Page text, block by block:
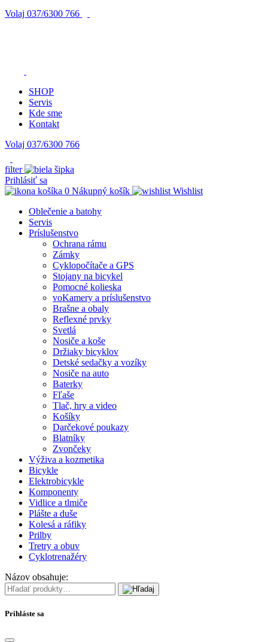
Volaj 037/6300 766
SHOP
Servis
Kde sme
Kontakt
Volaj 037/6300 766
filter
Prihlásiť sa
0 Nákupný košík
Wishlist
Oblečenie a batohy
Servis
Príslušenstvo
Ochrana rámu
Zámky
Cyklopočítače a GPS
Stojany na bicykel
Pomocné kolieska
voKamery a príslušenstvo
Brašne a obaly
Reflexné prvky
Svetlá
Nosiče a koše
Držiaky bicyklov
Detské sedačky a vozíky
Nosiče na auto
Baterky
Fľaše
Tlač, hry a video
Košíky
Darčekové poukazy
Blatníky
Zvončeky
Výživa a kozmetika
Bicykle
Elektrobicykle
Komponenty
Vidlice a tlmiče
Plášte a duše
Kolesá a ráfiky
Prilby
Tretry a obuv
Cyklotrenažéry
Názov obsahuje:
Prihláste sa